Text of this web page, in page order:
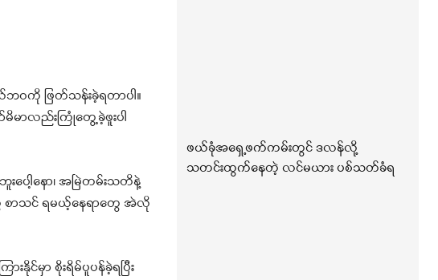
ဘဝကို ဖြတ်သန်းခဲ့ရတာပါ။
မာလည်းကြုံတွေ့ခဲ့ဖူးပါ
ေါ့နော၊ အမြဲတမ်းသတိနဲ့
စာသင် ရမယ့်နေရာတွေ အဲလို
င်မှာ စိုးရိမ်ပူပန်ခဲ့ရပြီး
ဖယ်ခုံအရှေ့ဖက်ကမ်းတွင် ဒလန်လို့
သတင်းထွက်နေတဲ့ လင်မယား ပစ်သတ်ခံရ